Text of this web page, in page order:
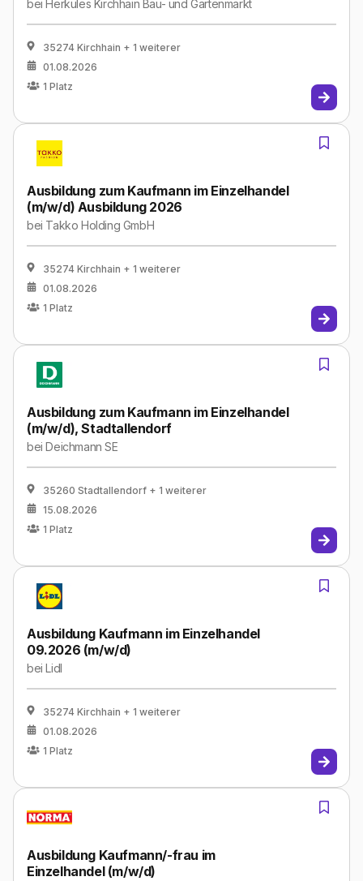
beiHerkules Kirchhain Bau- und Gartenmarkt
35274 Kirchhain + 1 weiterer
01.08.2026
1 Platz
Ausbildung zum Kaufmann im Einzelhandel
(m/w/d) Ausbildung 2026
bei Takko Holding GmbH
35274 Kirchhain + 1 weiterer
01.08.2026
1 Platz
Ausbildung zum Kaufmann im Einzelhandel
(m/w/d), Stadtallendorf
beiDeichmann SE
35260 Stadtallendorf + 1 weiterer
15.08.2026
1 Platz
Ausbildung Kaufmann im Einzelhandel
09.2026 (m/w/d)
beiLidl
35274 Kirchhain + 1 weiterer
01.08.2026
1 Platz
Ausbildung Kaufmann/-frau im
Einzelhandel (m/w/d)